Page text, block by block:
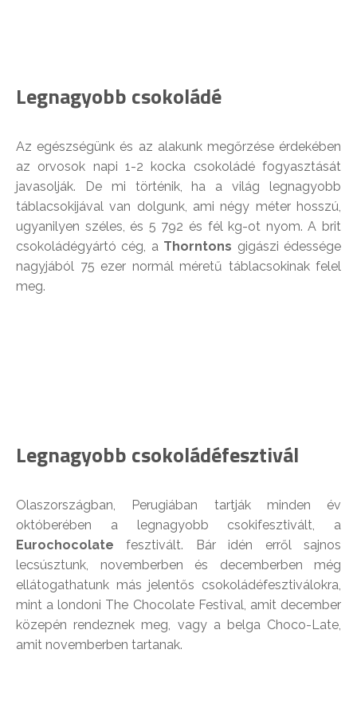
Legnagyobb csokoládé
Az egészségünk és az alakunk megőrzése érdekében
az orvosok napi 1-2 kocka csokoládé fogyasztását
javasolják. De mi történik, ha a világ legnagyobb
táblacsokijával van dolgunk, ami négy méter hosszú,
ugyanilyen széles, és 5 792 és fél kg-ot nyom. A brit
csokoládégyártó cég, a Thorntons gigászi édessége
nagyjából 75 ezer normál méretű táblacsokinak felel
meg.
Legnagyobb csokoládéfesztivál
Olaszországban, Perugiában tartják minden év
októberében a legnagyobb csokifesztivált, a
Eurochocolate fesztivált. Bár idén erről sajnos
lecsúsztunk, novemberben és decemberben még
ellátogathatunk más jelentős csokoládéfesztiválokra,
mint a londoni The Chocolate Festival, amit december
közepén rendeznek meg, vagy a belga Choco-Late,
amit novemberben tartanak.